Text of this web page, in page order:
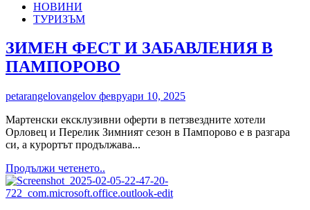
самолетни
билети
през
GoVola
значителен
финансов
ръст
НОВИНИ
ТУРИЗЪМ
ЗИМЕН ФЕСТ И ЗАБАВЛЕНИЯ В
ПАМПОРОВО
petarangelovangelov февруари 10, 2025
Мартенски ексклузивни оферти в петзвездните хотели
Орловец и Перелик Зимният сезон в Пампорово е в разгара
си, а курортът продължава...
Продължи четенето..
more
about